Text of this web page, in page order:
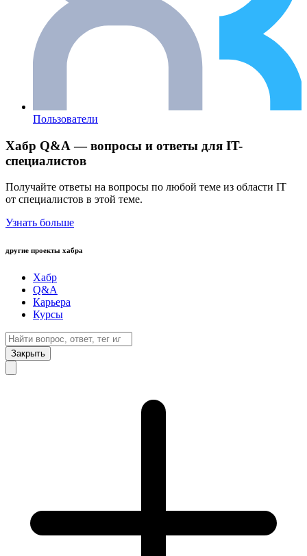
Пользователи
Хабр Q&A — вопросы и ответы для IT-
специалистов
Получайте ответы на вопросы по любой теме из области IT
от специалистов в этой теме.
Узнать больше
другие проекты хабра
Хабр
Q&A
Карьера
Курсы
Закрыть